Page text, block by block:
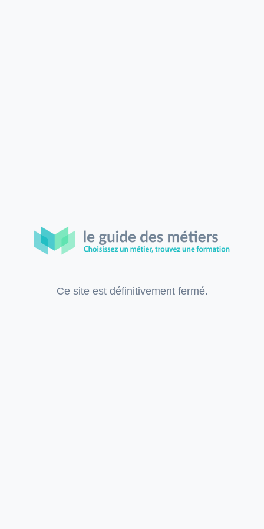
Ce site est définitivement fermé.